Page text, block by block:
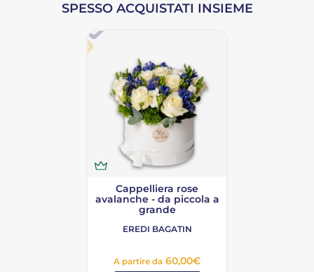
SPESSO ACQUISTATI INSIEME
Cappelliera rose
avalanche - da piccola a
grande
EREDI BAGATIN
A partire da 60,00€